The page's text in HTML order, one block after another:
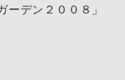
デン２００８」